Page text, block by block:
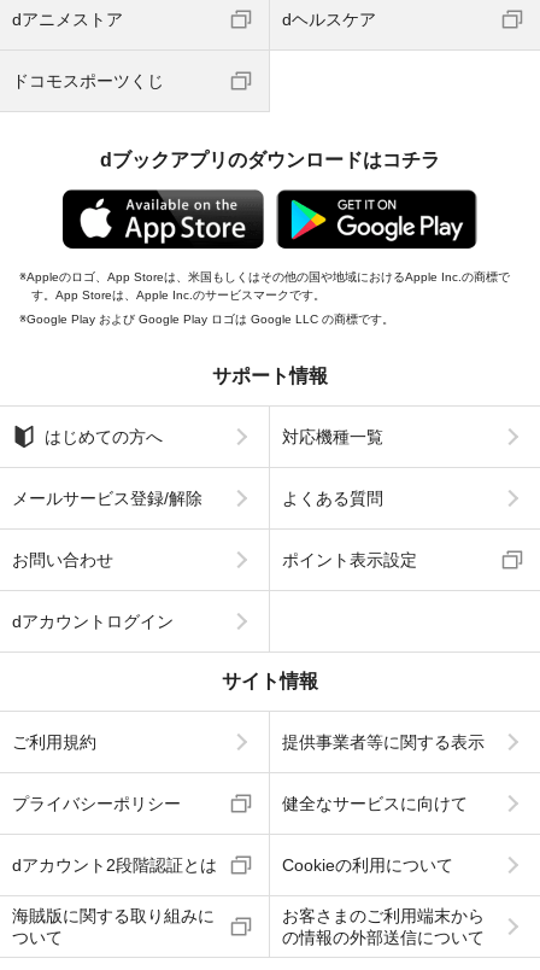
dアニメストア dヘルスケア
ドコモスポーツくじ
dブックアプリのダウンロードはコチラ
Appleのロゴ、App Storeは、米国もしくはその他の国や地域におけるApple Inc.の商標で
す。App Storeは、Apple Inc.のサービスマークです。
Google Play および Google Play ロゴは Google LLC の商標です。
サポート情報
はじめての方へ 対応機種一覧
メールサービス登録/解除 よくある質問
お問い合わせ ポイント表示設定
dアカウントログイン
サイト情報
ご利用規約 提供事業者等に関する表示
プライバシーポリシー 健全なサービスに向けて
dアカウント2段階認証とは Cookieの利用について
海賊版に関する取り組みに
ついて
お客さまのご利用端末から
の情報の外部送信について